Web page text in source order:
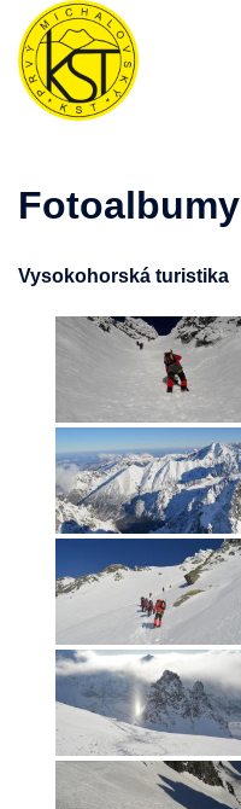
Preskočiť
obsah
Fotoalbumy
Vysokohorská turistika